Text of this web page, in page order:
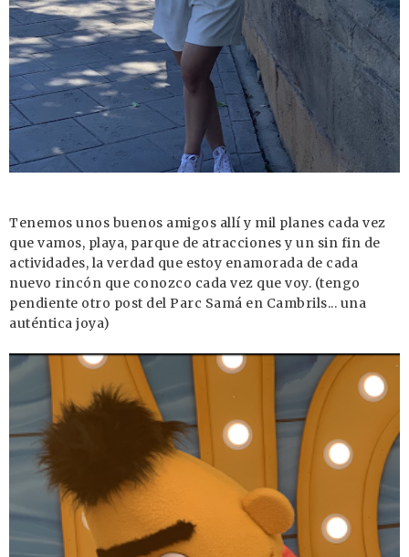
Tenemos unos buenos amigos allí y mil planes cada vez
que vamos, playa, parque de atracciones y un sin fin de
actividades, la verdad que estoy enamorada de cada
nuevo rincón que conozco cada vez que voy. (tengo
pendiente otro post del Parc Samá en Cambrils... una
auténtica joya)